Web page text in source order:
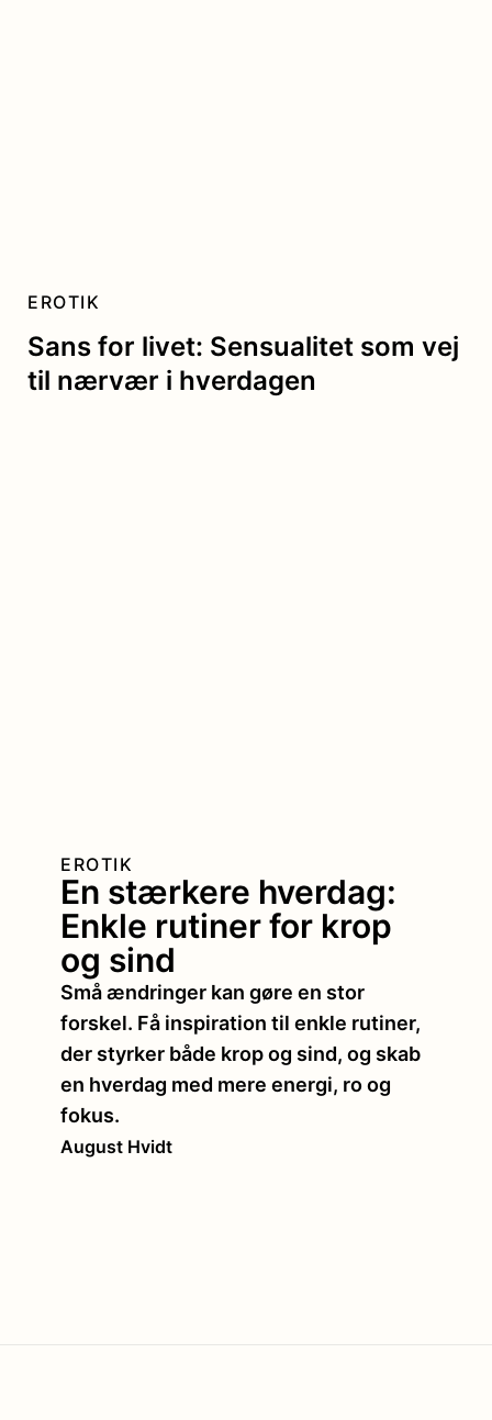
Sans for livet: Sensualitet som vej
til nærvær i hverdagen
EROTIK
En stærkere hverdag:
Enkle rutiner for krop
og sind
EROTIK
Små ændringer kan gøre en stor
forskel. Få inspiration til enkle rutiner,
der styrker både krop og sind, og skab
en hverdag med mere energi, ro og
fokus.
August Hvidt